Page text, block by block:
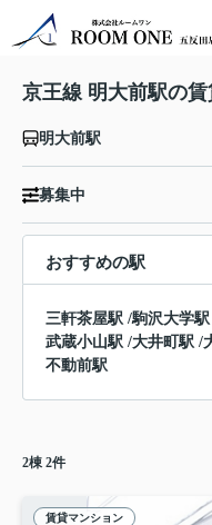
京王線 明大前駅の
明大前駅
募集中
おすすめの駅
三軒茶屋駅 /駒沢大学駅
武蔵小山駅 /大井町駅 /
不動前駅
2棟 2件
賃貸マンション